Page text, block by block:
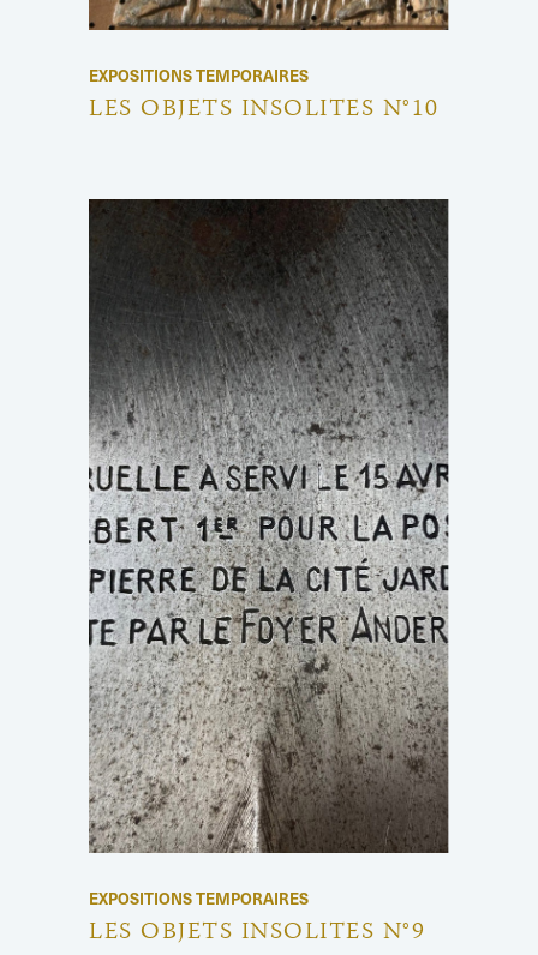
EXPOSITIONS TEMPORAIRES
LES OBJETS INSOLITES N°10
EXPOSITIONS TEMPORAIRES
LES OBJETS INSOLITES N°9